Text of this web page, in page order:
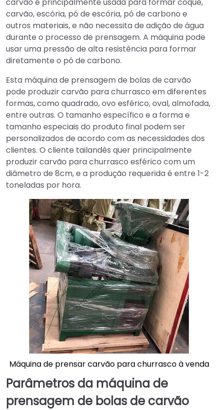
carvão é principalmente usada para formar coque,
carvão, escória, pó de escória, pó de carbono e
outros materiais, e não necessita de adição de água
durante o processo de prensagem. A máquina pode
usar uma pressão de alta resistência para formar
diretamente o pó de carbono.
Esta máquina de prensagem de bolas de carvão
pode produzir carvão para churrasco em diferentes
formas, como quadrado, ovo esférico, oval, almofada,
entre outras. O tamanho específico e a forma e
tamanho especiais do produto final podem ser
personalizados de acordo com as necessidades dos
clientes. O cliente tailandês quer principalmente
produzir carvão para churrasco esférico com um
diâmetro de 8cm, e a produção requerida é entre 1-2
toneladas por hora.
Máquina de prensar carvão para churrasco à venda
Parâmetros da máquina de
prensagem de bolas de carvão